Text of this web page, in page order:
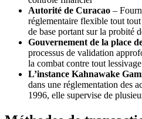
Autorité de Curacao –
réglementaire flexible tout
de base portant sur la probité
Gouvernement de la place
processus de validation
la combat contre tout
L’instance Kahnawake
dans une réglementation des
1996, elle supervise de